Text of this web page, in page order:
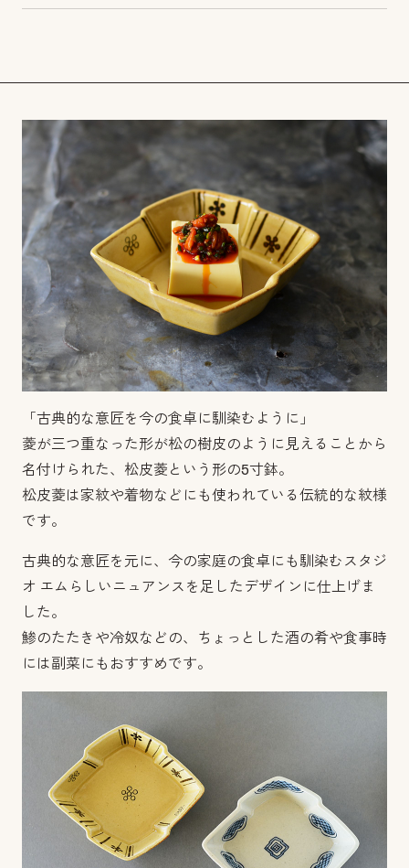
「古典的な意匠を今の食卓に馴染むように」
菱が三つ重なった形が松の樹皮のように見えることから
名付けられた、松皮菱という形の5寸鉢。
松皮菱は家紋や着物などにも使われている伝統的な紋様
です。
古典的な意匠を元に、今の家庭の食卓にも馴染むスタジ
オ エムらしいニュアンスを足したデザインに仕上げま
した。
鯵のたたきや冷奴などの、ちょっとした酒の肴や食事時
には副菜にもおすすめです。